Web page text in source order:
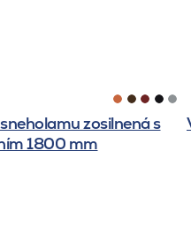
zosilnená s
1800 mm